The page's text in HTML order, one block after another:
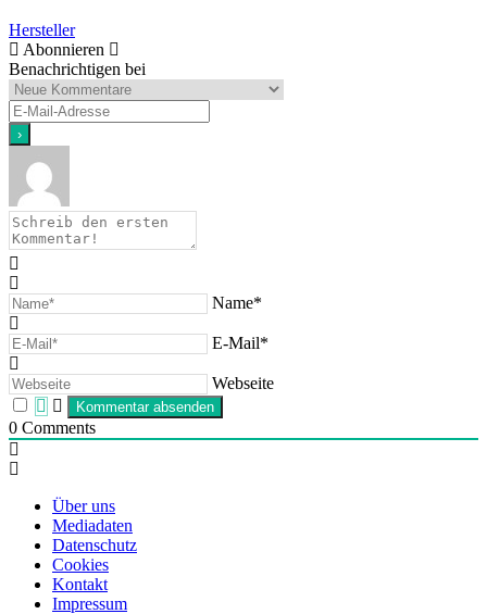
Hersteller
Abonnieren
Benachrichtigen bei
Name*
E-Mail*
Webseite
0 Comments
Über uns
Mediadaten
Datenschutz
Cookies
Kontakt
Impressum